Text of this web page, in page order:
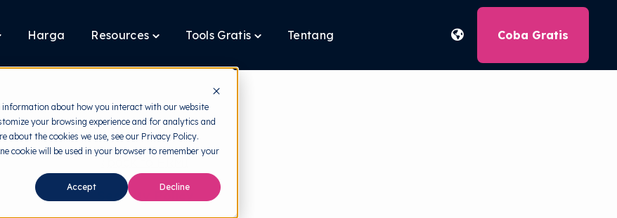
information about how you interact with our website
your browsing experience and for analytics and
the cookies we use, see our Privacy Policy.
cookie will be used in your browser to remember your
Accept Decline
Harga Resources Toggle
Resources
Tools Gratis Toggle
Tools
Tentang Coba Gratis
Security Policy